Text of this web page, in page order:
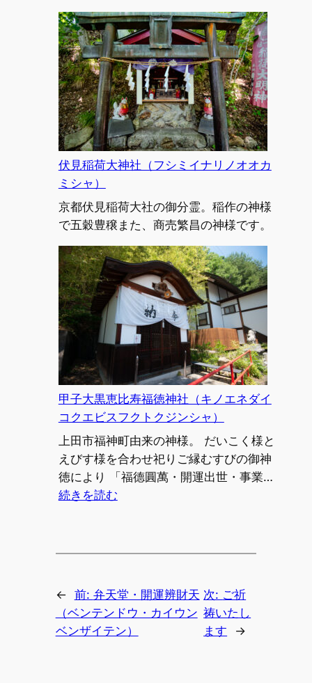
頭
竜
大
権
現
社
（エ
ン
メ
イ
ソ
ダ
テ
ジ
ゾ
ウ
ソ
ン・
ミ
ズ
コ
ジ
ゾ
ウ
ボ
サ
リ
ウ
安
神
社
（コ
ヤ
ス
ノ
カ
ミ
ャ）
伏見稲荷大神社（フシミイナリノオオカ
ミシャ）
京都伏見稲荷大社の御分霊。稲作の神様
で五穀豊穣また、商売繁昌の神様です。
甲子大黒恵比寿福徳神社（キノエネダイ
コクエビスフクトクジンシャ）
上田市福神町由来の神様。 だいこく様と
えびす様を合わせ祀りご縁むすびの御神
徳により 「福德圓萬・開運出世・事業…
続きを読む:
比
寿
福
← 前: 弁天堂・開運辨財天
（ベンテンドウ・カイウン
ベンザイテン）
次: ご祈
祷いたし
ます
→